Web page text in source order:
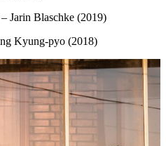
Jarin Blaschke (2019)
Kyung-pyo (2018)